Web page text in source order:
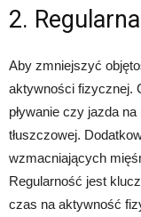
2.
Aby zmniejszyć
aktywności fizycznej.
pływanie czy jazda
tłuszczowej.
wzmacniających
Regularność jest
czas na aktywność